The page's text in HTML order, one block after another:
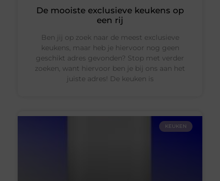
De mooiste exclusieve keukens op
een rij
Ben jij op zoek naar de meest exclusieve
keukens, maar heb je hiervoor nog geen
geschikt adres gevonden? Stop met verder
zoeken, want hiervoor ben je bij ons aan het
juiste adres! De keuken is
KEUKEN